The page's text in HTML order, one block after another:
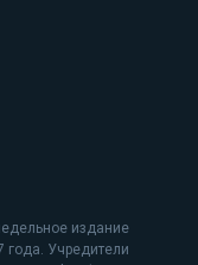
издание
года. Учредители